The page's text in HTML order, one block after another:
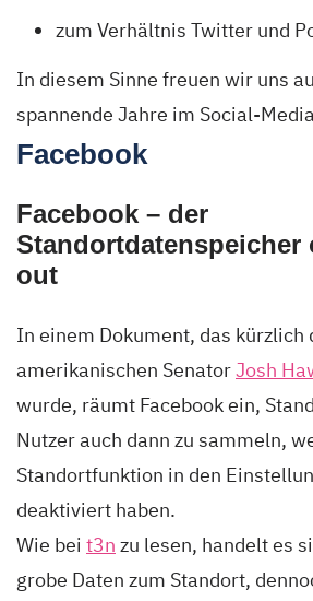
zum Verhältnis Twitter und
In diesem Sinne freuen wir uns
spannende Jahre im Social-
Facebook
Facebook – der
Standortdatenspeicher
out
In einem Dokument, das kürzlich
amerikanischen SenatorJosh
wurde, räumt Facebook ein,
Nutzer auch dann zu sammeln,
Standortfunktion in den
deaktiviert haben.
Wie bei t3n zu lesen, handelt es
grobe Daten zum Standort,